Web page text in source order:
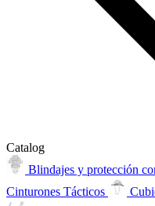
Catalog
Blindajes y protección
Cinturones Tácticos